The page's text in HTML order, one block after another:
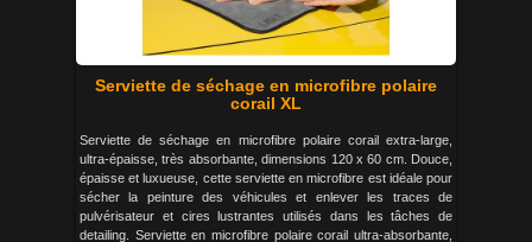
Serviette de séchage en microfibre polaire
corail XL
Serviette de séchage en microfibre polaire corail extra-large,
ultra-épaisse, très absorbante, dimensions 120 x 60 cm. Douce,
épaisse et luxueuse, cette serviette en microfibre est idéale pour
sécher la peinture des véhicules et enlever les traces de
pulvérisateur et cires lustrantes utilisés dans les tâches de
detailing. Serviette en microfibre polaire corail ultra-absorbante,